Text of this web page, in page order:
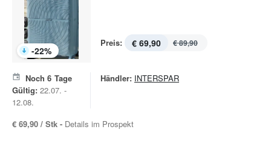
-22%
Preis: € 69,90 € 89,90
Noch 6 Tage
Gültig: 22.07. -
12.08.
Händler: INTERSPAR
€ 69,90 / Stk - Details im Prospekt